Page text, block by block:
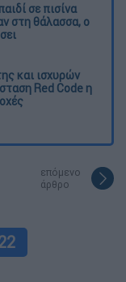
σε πισίνα
στη θάλασσα, ο
και ισχυρών
Red Code η
επόμενο
άρθρο